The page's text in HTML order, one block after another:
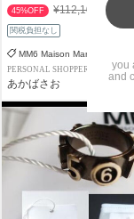
45%OFF ¥112,100
関税負担なし
MM6 Maison Margiela
PERSONAL SHOPPER
あかばさお